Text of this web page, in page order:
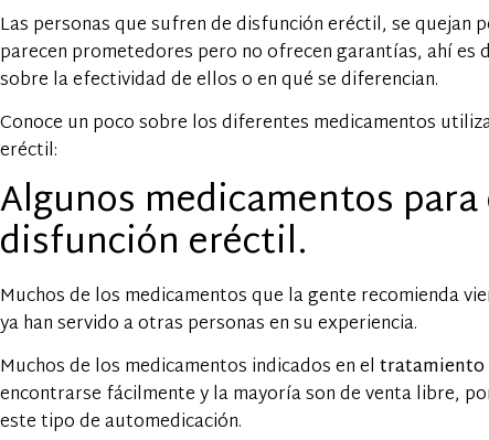
Las personas que sufren de disfunción eréctil, se quejan
parecen prometedores pero no ofrecen garantías, ahí es
sobre la efectividad de ellos o en qué se diferencian.
Conoce un poco sobre los diferentes medicamentos
eréctil:
Algunos medicamentos
disfunción eréctil.
Muchos de los medicamentos que la gente recomienda
ya han servido a otras personas en su experiencia.
Muchos de los medicamentos indicados en el tratamiento
encontrarse fácilmente y la mayoría son de venta libre,
este tipo de automedicación.